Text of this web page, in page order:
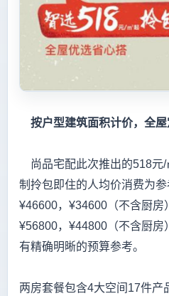
按户型建筑面积计价，全屋
尚品宅配此次推出的518元/
制拎包即住的人均价消费为参
¥46600，¥34600（不含厨房
¥56800，¥44800（不含厨房
有精确明晰的预算参考。
两房套餐包含4大空间17件产